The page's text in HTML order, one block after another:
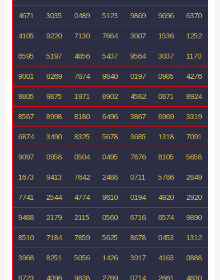
4671 3035 0489 5123 9869 9696 6370
4105 9220 7130 7664 3007 1536 1252
6595 5197 4856 5437 9564 3037 1170
9001 8269 7874 9840 0197 0985 4276
8805 9875 1971 8902 4582 0871 8924
8567 8998 8180 6496 3867 6969 3319
6874 3490 8325 5678 3685 1318 7091
9097 0958 0504 0495 7876 8105 5658
1673 9413 7642 2488 0711 5786 2849
7741 2544 4774 9610 0194 4920 2920
9488 2179 2115 0560 6716 6574 9890
8510 7184 7859 5625 8678 0453 1312
3968 8251 5056 1426 3917 4163 0888
6723 4096 9838 2769 0714 2661 4630